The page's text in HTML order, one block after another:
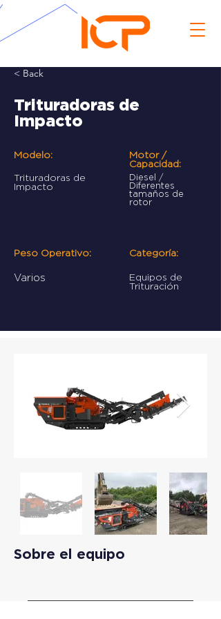
< Back
Trituradoras de
Impacto
Modelo:
Trituradoras de
Impacto
Motor /
Capacidad:
Diesel /
Diferentes
tamaños de
rotor
Peso Operativo:
Varios
Categoría:
Equipos de
Trituración
Sobre el equipo